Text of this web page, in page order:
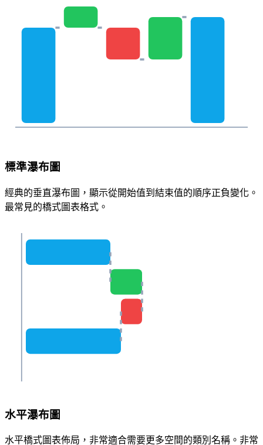
標準瀑布圖
經典的垂直瀑布圖，顯示從開始值到結束值的順序正負變化。
最常見的橋式圖表格式。
水平瀑布圖
水平橋式圖表佈局，非常適合需要更多空間的類別名稱。非常